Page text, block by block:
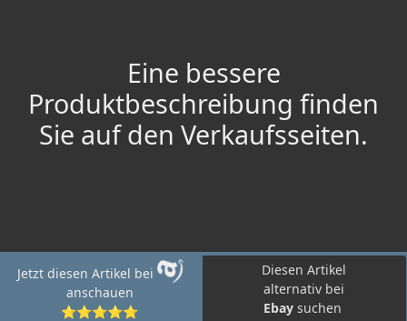
Eine bessere
Produktbeschreibung finden
Sie auf den Verkaufsseiten.
Jetzt diesen Artikel bei
anschauen
⭐⭐⭐⭐⭐
Diesen Artikel
alternativ bei
Ebay suchen